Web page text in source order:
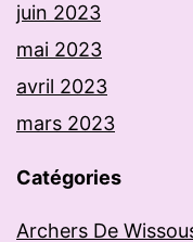
juin 2023
mai 2023
avril 2023
mars 2023
Catégories
Archers De